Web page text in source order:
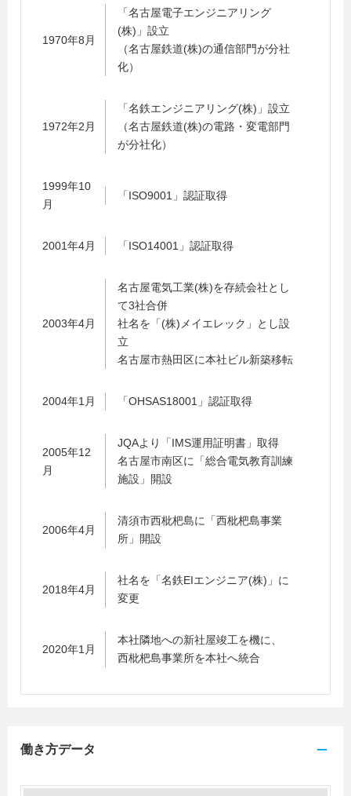
1970年8月
「名古屋電子エンジニアリング
(株)」設立
（名古屋鉄道(株)の通信部門が分社
化）
1972年2月
「名鉄エンジニアリング(株)」設立
（名古屋鉄道(株)の電路・変電部門
が分社化）
1999年10
月
「ISO9001」認証取得
2001年4月 「ISO14001」認証取得
2003年4月
名古屋電気工業(株)を存続会社とし
て3社合併
社名を「(株)メイエレック」とし設
立
名古屋市熱田区に本社ビル新築移転
2004年1月 「OHSAS18001」認証取得
2005年12
月
JQAより「IMS運用証明書」取得
名古屋市南区に「総合電気教育訓練
施設」開設
2006年4月
清須市西枇杷島に「西枇杷島事業
所」開設
2018年4月
社名を「名鉄EIエンジニア(株)」に
変更
2020年1月
本社隣地への新社屋竣工を機に、
西枇杷島事業所を本社へ統合
働き方データ